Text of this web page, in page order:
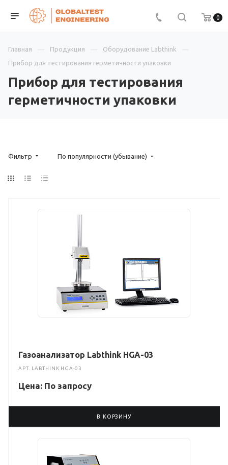
0
Главная Продукция
Оборудование Labthink
Прибор для тестирования герметичности упаковки
Прибор для тестирования
герметичности упаковки
Фильтр По популярности (убывание)
Газоанализатор Labthink HGA-03
АРТ. LABTHINK HGA-03
Цена: По запросу
В КОРЗИНУ